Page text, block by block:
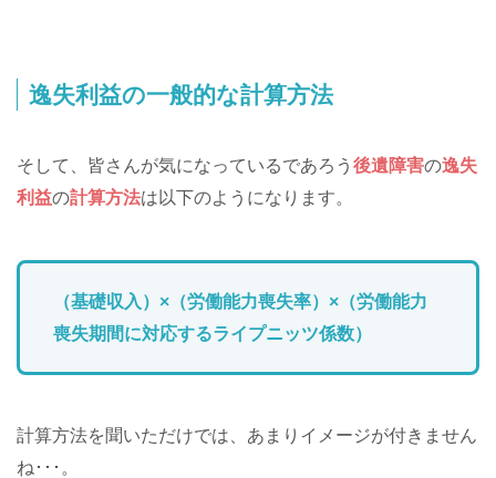
逸失利益の一般的な計算方法
そして、皆さんが気になっているであろう 後遺障害の逸失
利益の計算方法は以下のようになります。
（基礎収入）×（労働能力喪失率）×（労働能力
喪失期間に対応するライプニッツ係数）
計算方法を聞いただけでは、あまりイメージが付きません
ね･･･。